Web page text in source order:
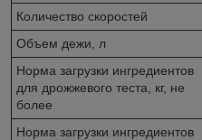
Количество скоростей
Объем дежи, л
Норма загрузки ингредиентов
для дрожжевого теста, кг, не
более
Норма загрузки ингредиентов